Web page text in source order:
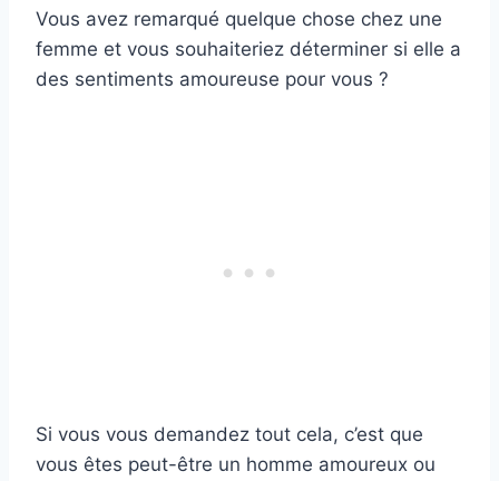
Vous avez remarqué quelque chose chez une
femme et vous souhaiteriez déterminer si elle a
des sentiments amoureuse pour vous ?
Si vous vous demandez tout cela, c’est que
vous êtes peut-être un homme amoureux ou